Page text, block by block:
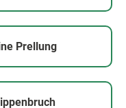
Prellung